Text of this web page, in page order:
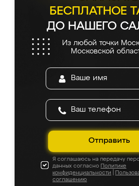
БЕСПЛАТНОЕ
ДО НАШЕГО
Из любой точки
Московской
Отправить
Я соглашаюсь на передачу
данных согласно Политике
конфиденциальности
соглашению